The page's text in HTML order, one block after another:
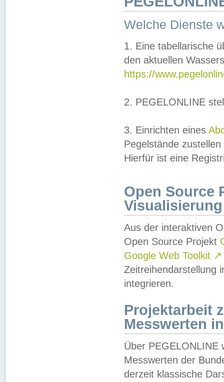
Welche Dienste
1. Eine tabellarische
den aktuellen
https://
2. PEGELONLINE
3. Einrichten eines
Pegelstände
Hierfür ist eine
Open Source
Visualisierung
Aus der interaktiven
Open Source Projekt
Google Web Toolkit ↗
Zeitreihendarstellung
integrieren.
Projektarbeit
Messwerten
Über PEGELONLINE
Messwerten der
derzeit klassische